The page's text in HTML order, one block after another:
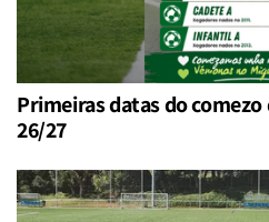
Primeiras datas do
26/27